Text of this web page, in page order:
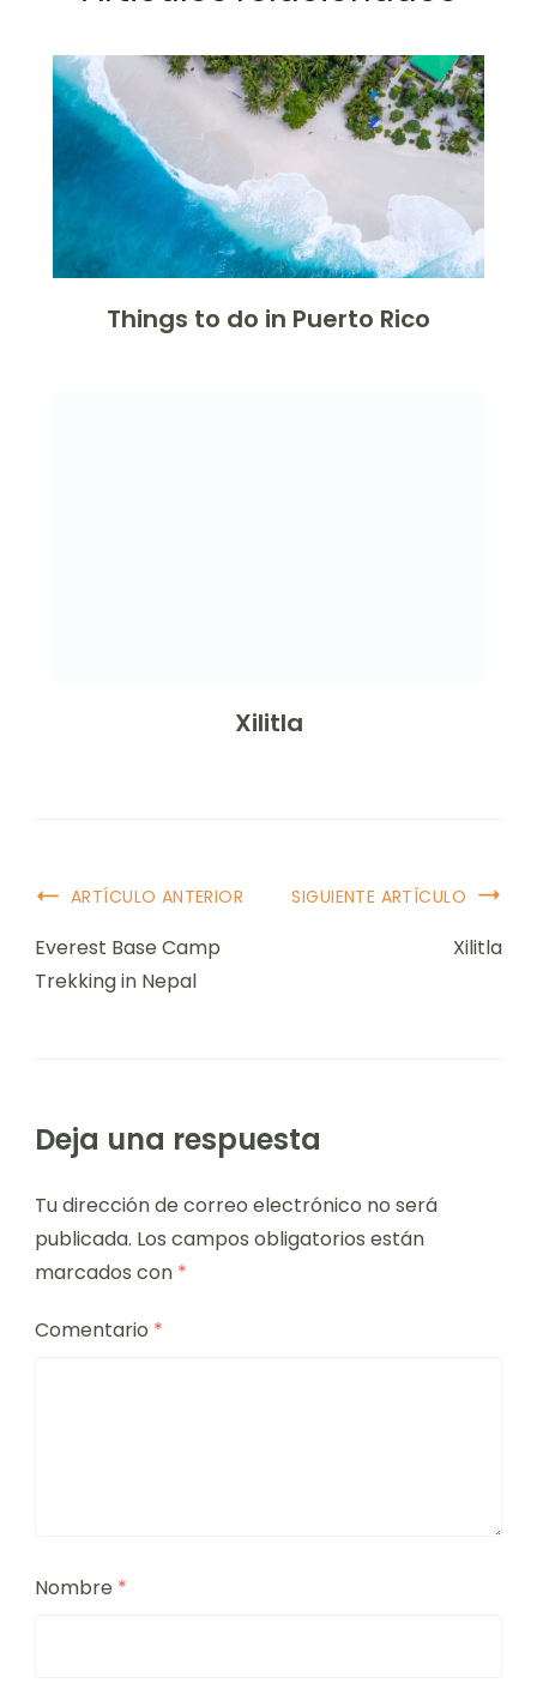
Things to do in Puerto Rico
Xilitla
ARTÍCULO ANTERIOR
Everest Base Camp
Trekking in Nepal
SIGUIENTE ARTÍCULO
Xilitla
Deja una respuesta
Tu dirección de correo electrónico no será
publicada. Los campos obligatorios están
marcados con *
Comentario *
Nombre *